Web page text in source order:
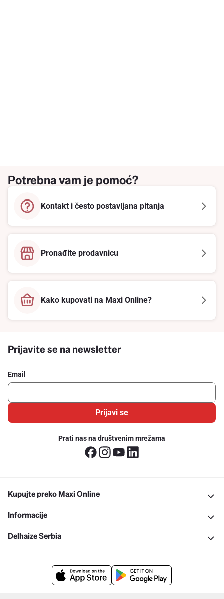
Potrebna vam je pomoć?
Kontakt i često postavljana pitanja
Pronađite prodavnicu
Kako kupovati na Maxi Online?
Prijavite se na newsletter
Email
Prijavi se
Prati nas na društvenim mrežama
Kupujte preko Maxi Online
Informacije
Delhaize Serbia